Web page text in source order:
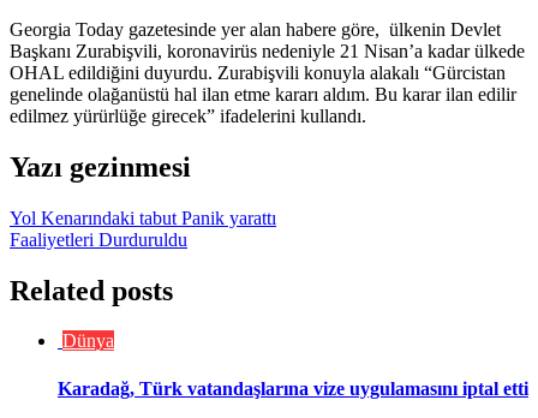
Georgia Today gazetesinde yer alan habere göre, ülkenin Devlet
Başkanı Zurabişvili, koronavirüs nedeniyle 21 Nisan’a kadar ülkede
OHAL edildiğini duyurdu. Zurabişvili konuyla alakalı “Gürcistan
genelinde olağanüstü hal ilan etme kararı aldım. Bu karar ilan edilir
edilmez yürürlüğe girecek” ifadelerini kullandı.
Yazı gezinmesi
Yol Kenarındaki tabut Panik yarattı
Faaliyetleri Durduruldu
Related posts
Dünya
Karadağ, Türk vatandaşlarına vize uygulamasını iptal etti